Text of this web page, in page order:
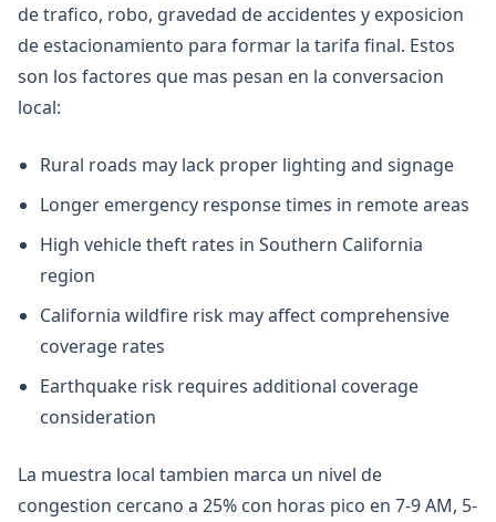
de trafico, robo, gravedad de accidentes y exposicion
de estacionamiento para formar la tarifa final. Estos
son los factores que mas pesan en la conversacion
local:
Rural roads may lack proper lighting and signage
Longer emergency response times in remote areas
High vehicle theft rates in Southern California
region
California wildfire risk may affect comprehensive
coverage rates
Earthquake risk requires additional coverage
consideration
La muestra local tambien marca un nivel de
congestion cercano a 25% con horas pico en 7-9 AM, 5-